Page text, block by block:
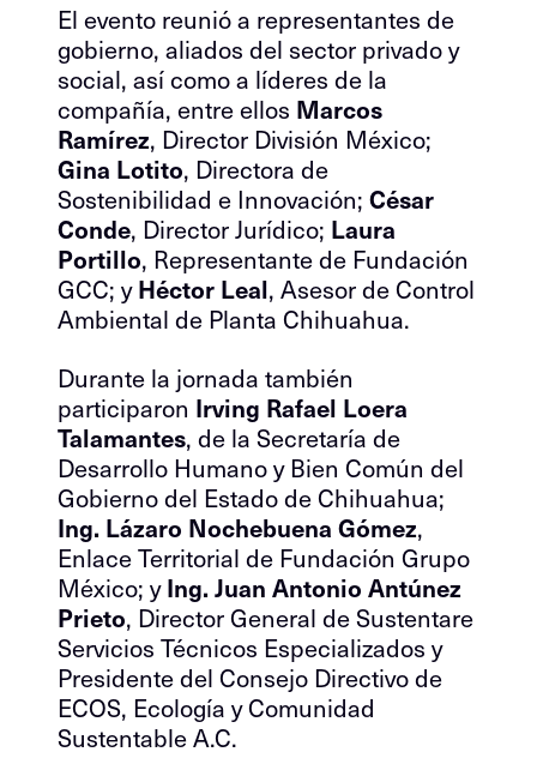
El evento reunió a representantes de
gobierno, aliados del sector privado y
social, así como a líderes de la
compañía, entre ellos Marcos
Ramírez, Director División México;
Gina Lotito, Directora de
Sostenibilidad e Innovación; César
Conde, Director Jurídico; Laura
Portillo, Representante de Fundación
GCC; yHéctor Leal, Asesor de Control
Ambiental de Planta Chihuahua.
Durante la jornada también
participaron Irving Rafael Loera
Talamantes, de la Secretaría de
Desarrollo Humano y Bien Común del
Gobierno del Estado de Chihuahua;
Ing. Lázaro Nochebuena Gómez,
Enlace Territorial de Fundación Grupo
México; yIng. Juan Antonio Antúnez
Prieto, Director General de Sustentare
Servicios Técnicos Especializados y
Presidente del Consejo Directivo de
ECOS, Ecología y Comunidad
Sustentable A.C.